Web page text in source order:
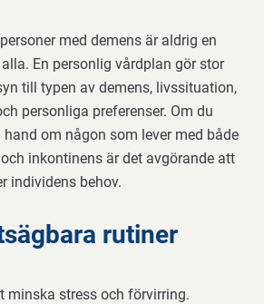
med demens är aldrig en
En personlig vårdplan gör stor
till typen av demens, livssituation,
personliga preferenser. Om du
om någon som lever med både
inkontinens är det avgörande att
individens behov.
rutiner
minska stress och förvirring.